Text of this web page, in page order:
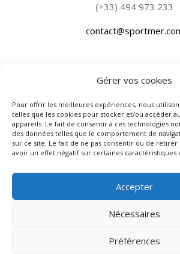
Gérer vos cookies
Pour offrir les meilleures expériences, nous
telles que les cookies pour stocker et/ou accéder
appareils. Le fait de consentir à ces technologies
des données telles que le comportement de
sur ce site. Le fait de ne pas consentir ou de
avoir un effet négatif sur certaines caractéristiques
Accepter
Nécessaires
Préférences
(+33) 494 973 233
PLACE DE PORT
CHANTIER NAVAL
: 890 Chemin
83310 Grimaud